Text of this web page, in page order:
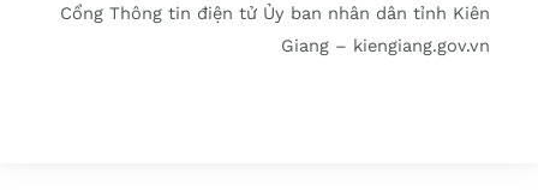
Cổng Thông tin điện tử Ủy ban nhân dân tỉnh Kiên
Giang – kiengiang.gov.vn